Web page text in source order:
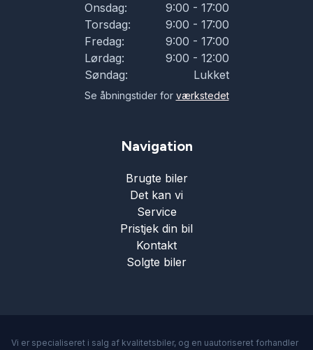
Onsdag:
9:00 - 17:00
Torsdag:
9:00 - 17:00
Fredag:
9:00 - 17:00
Lørdag:
9:00 - 12:00
Søndag:
Lukket
Se åbningstider for værkstedet
Navigation
Brugte biler
Det kan vi
Service
Pristjek din bil
Kontakt
Solgte biler
Vi er specialiseret i salg af kvalitetsbiler, og en uautoriseret forhandler